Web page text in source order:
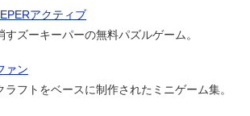
アクティブ
すズーキーパーの無料パズルゲーム。
ァン
ラフトをベースに制作されたミニゲーム集。